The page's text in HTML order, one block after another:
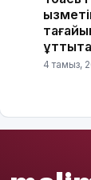
4 тамыз,